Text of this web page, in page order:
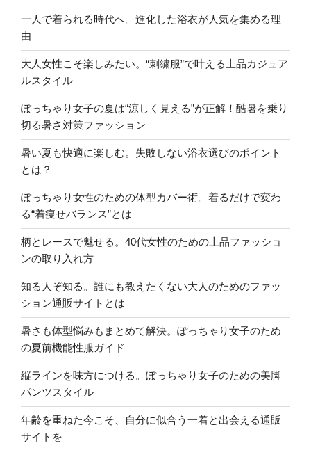
一人で着られる時代へ。進化した浴衣が人気を集める理
由
大人女性こそ楽しみたい。“刺繍服”で叶える上品カジュア
ルスタイル
ぽっちゃり女子の夏は“涼しく見える”が正解！酷暑を乗り
切る暑さ対策ファッション
暑い夏も快適に楽しむ。失敗しない浴衣選びのポイント
とは？
ぽっちゃり女性のための体型カバー術。着るだけで変わ
る“着痩せバランス”とは
柄とレースで魅せる。40代女性のための上品ファッショ
ンの取り入れ方
知る人ぞ知る。誰にも教えたくない大人のためのファッ
ション通販サイトとは
暑さも体型悩みもまとめて解決。ぽっちゃり女子のため
の夏前機能性服ガイド
縦ラインを味方につける。ぽっちゃり女子のための美脚
パンツスタイル
年齢を重ねた今こそ、自分に似合う一着と出会える通販
サイトを